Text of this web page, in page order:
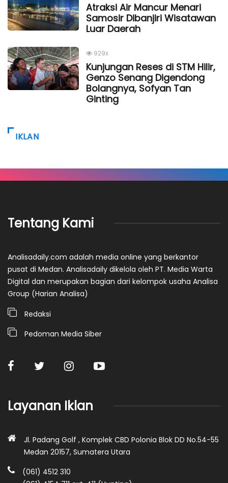
Atraksi Air Mancur Menari
Samosir Dibanjiri Wisatawan
Luar Daerah
929x
Kunjungan Reses di STM Hilir,
Genzo Senang Digendong
Bolangnya, Sofyan Tan
Ginting
IKLAN
Tentang Kami
Analisadaily.com adalah media online yang berkantor
pusat di Medan. Analisadaily dikelola oleh PT. Media Warta
Digital dan merupakan bagian dari kelompok usaha Analisa
Group (Harian Analisa)
Redaksi
Pedoman Media Siber
Layanan Iklan
Jl. Padang Golf , Komplek CBD Polonia Blok DD No.54-55
Medan 20157, Sumatera Utara
(061) 4512 310